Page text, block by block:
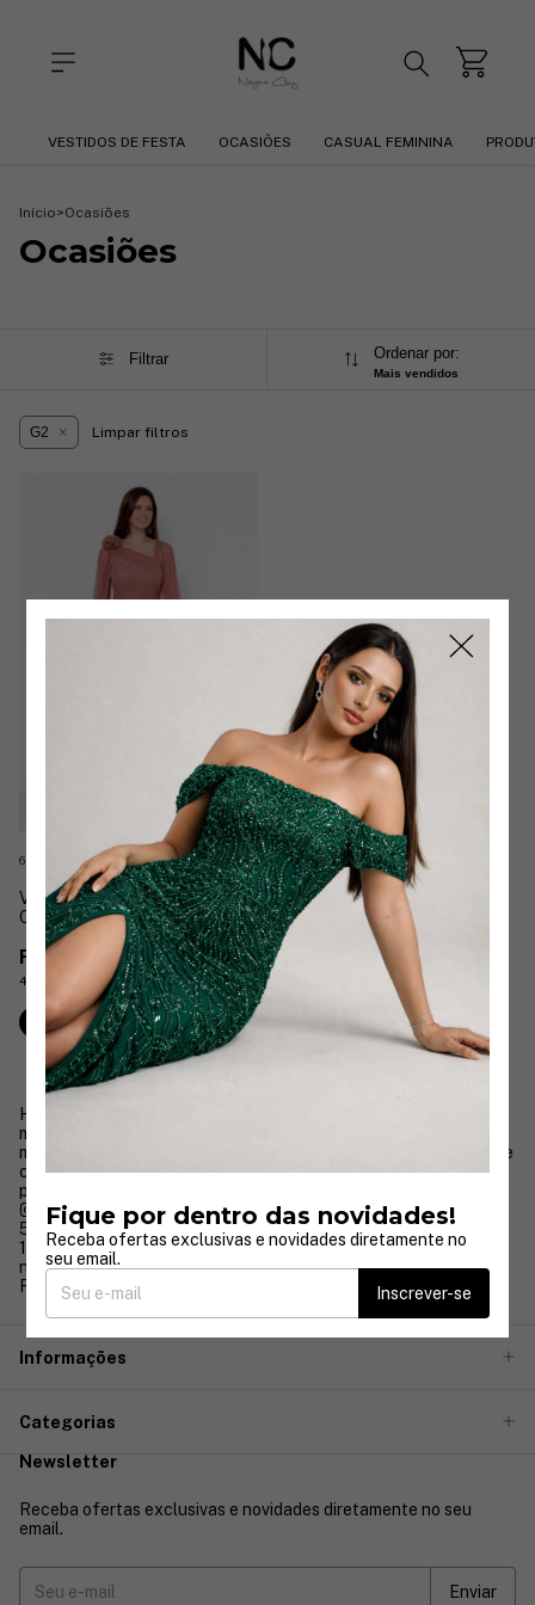
VESTIDOS DE FESTA OCASIÕES CASUAL FEMININA
Início>Ocasiões
Ocasiões
Filtrar Ordenar por:
Mais vendidos
G2 Limpar filtros
Vestido Izabele Longo Manga
Capa
R$489,90
4 R$122,48sem juros
6 cores
Comprar
Há mais de 30 anos, a Nayara Cruz transforma o universo da
moda festa com vestidos que unem sofisticação, elegância e
modelagem impecável, pensados para valorizar todos os tipos de
corpo. Nossa trajetória é marcada por cuidado, qualidade e
paixão pelo que fazemos.
5511978840025
11970341712
nayaracruz.relacionamento@gmail.com
Rua José Paulino 333
Informações
Categorias
Newsletter
Receba ofertas exclusivas e novidades diretamente no seu
email.
Fique por dentro das novidades!
Receba ofertas exclusivas e novidades diretamente no
seu email.
Inscrever-se